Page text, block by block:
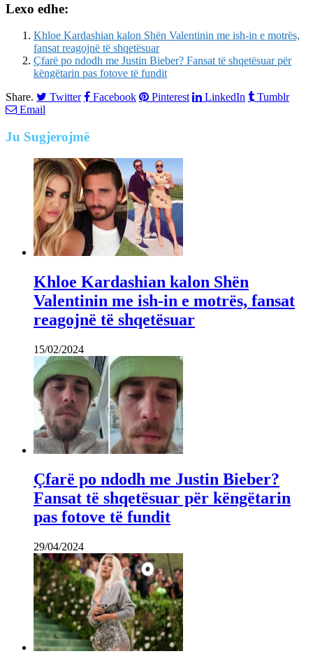
Lexo edhe:
Khloe Kardashian kalon Shën Valentinin me ish-in e motrës,
fansat reagojnë të shqetësuar
Çfarë po ndodh me Justin Bieber? Fansat të shqetësuar për
këngëtarin pas fotove të fundit
Share.
Twitter Facebook Pinterest LinkedIn
Tumblr
Email
Ju Sugjerojmë
Khloe Kardashian kalon Shën
Valentinin me ish-in e motrës, fansat
reagojnë të shqetësuar
15/02/2024
Çfarë po ndodh me Justin Bieber?
Fansat të shqetësuar për këngëtarin
pas fotove të fundit
29/04/2024